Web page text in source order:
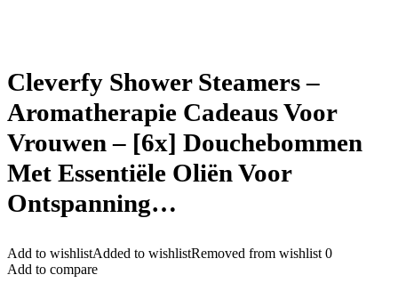
Cleverfy Shower Steamers –
Aromatherapie Cadeaus Voor
Vrouwen – [6x] Douchebommen
Met Essentiële Oliën Voor
Ontspanning…
Add to wishlistAdded to wishlistRemoved from wishlist 0
Add to compare